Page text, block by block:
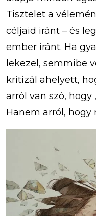
Tisztelet a
céljaid iránt – és
ember iránt. Ha
lekezel, semmibe
kritizál ahelyett,
arról van szó, hogy
Hanem arról, hogy